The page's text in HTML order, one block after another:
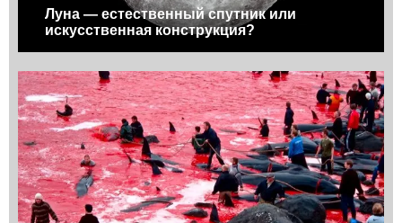
Луна — естественный спутник или
искусственная конструкция?